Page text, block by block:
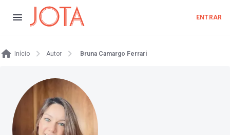
ENTRAR
Início Autor Bruna Camargo Ferrari